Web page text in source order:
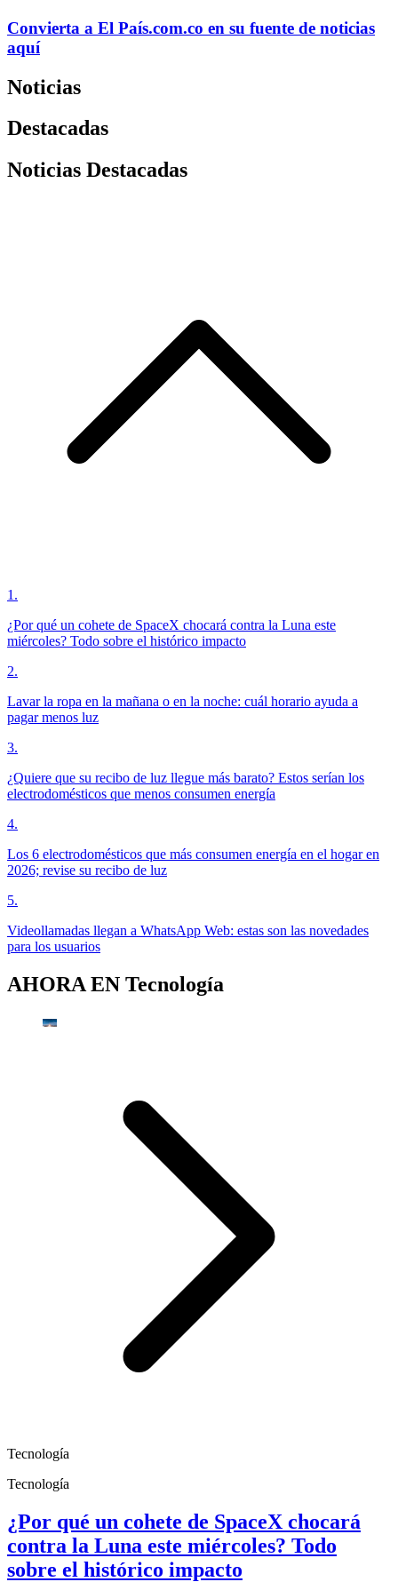
Convierta a El País.com.co en su fuente de noticias
aquí
Noticias
Destacadas
Noticias Destacadas
1 .
¿Por qué un cohete de SpaceX chocará contra la Luna este
miércoles? Todo sobre el histórico impacto
2.
Lavar la ropa en la mañana o en la noche: cuál horario ayuda a
pagar menos luz
3.
¿Quiere que su recibo de luz llegue más barato? Estos serían los
electrodomésticos que menos consumen energía
4.
Los 6 electrodomésticos que más consumen energía en el hogar en
2026; revise su recibo de luz
5.
Videollamadas llegan a WhatsApp Web: estas son las novedades
para los usuarios
AHORA EN Tecnología
Tecnología
Tecnología
¿Por qué un cohete de SpaceX chocará
contra la Luna este miércoles? Todo
sobre el histórico impacto